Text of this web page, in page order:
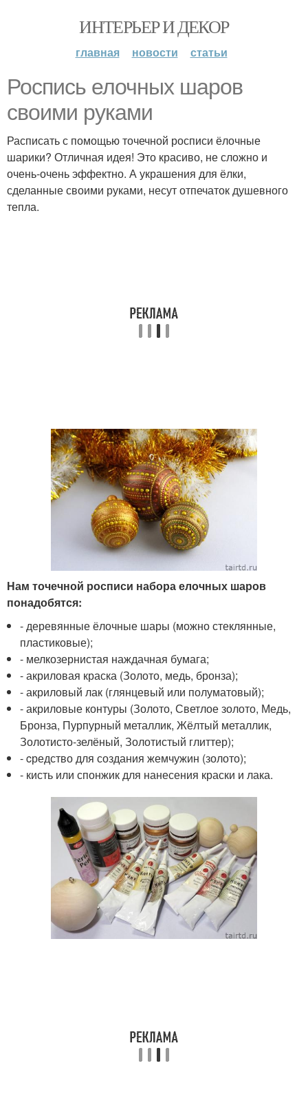
ИНТЕРЬЕР И ДЕКОР
главная новости статьи
Роспись елочных шаров
своими руками
Расписать с помощью точечной росписи ёлочные
шарики? Отличная идея! Это красиво, не сложно и
очень-очень эффектно. А украшения для ёлки,
сделанные своими руками, несут отпечаток душевного
тепла.
Нам точечной росписи набора елочных шаров
понадобятся:
- деревянные ёлочные шары (можно стеклянные,
пластиковые);
- мелкозернистая наждачная бумага;
- акриловая краска (Золото, медь, бронза);
- акриловый лак (глянцевый или полуматовый);
- акриловые контуры (Золото, Светлое золото, Медь,
Бронза, Пурпурный металлик, Жёлтый металлик,
Золотисто-зелёный, Золотистый глиттер);
- cредство для создания жемчужин (золото);
- кисть или спонжик для нанесения краски и лака.